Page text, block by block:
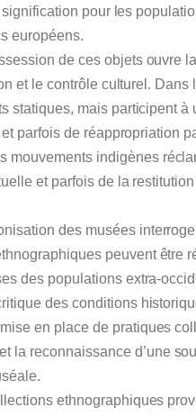
pour les
européens.
de ces objets ouvre
et le contrôle culturel. Dans
statiques, mais participent à
parfois de réappropriation
mouvements indigènes
et parfois de la
des musées
peuvent être
des populations extra-
des conditions
en place de pratiques
la reconnaissance d’une
ethnographiques